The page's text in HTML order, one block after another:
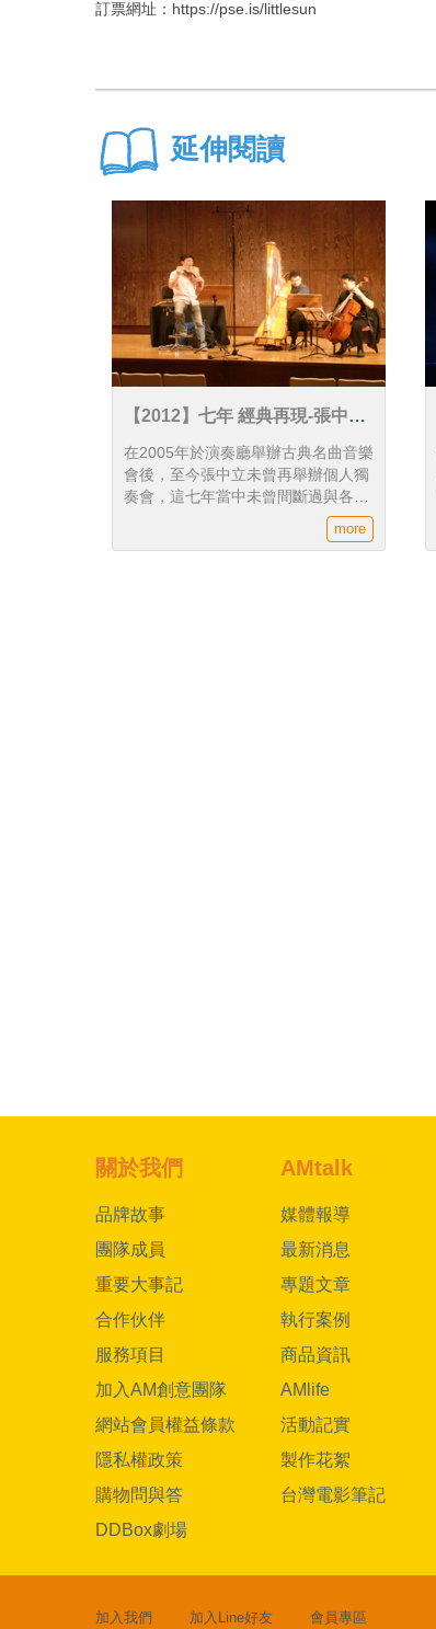
訂票網址： https://pse.is/littlesun
延伸閱讀
【2012】七年 經典再現-張中立
排笛獨奏會
在2005年於演奏廳舉辦古典名曲音樂
會後，至今張中立未曾再舉辦個人獨
奏會，這七年當中未曾間斷過與各類
型音樂家與樂團合作，經過這些年的
淬煉後，再度踏上演奏廳舞台，此場
more
關於我們
品牌故事
團隊成員
重要大事記
合作伙伴
服務項目
加入AM創意團隊
網站會員權益條款
隱私權政策
購物問與答
DDBox劇場
AMtalk
媒體報導
最新消息
專題文章
執行案例
商品資訊
AMlife
活動記實
製作花絮
台灣電影筆記
加入我們 加入Line好友 會員專區